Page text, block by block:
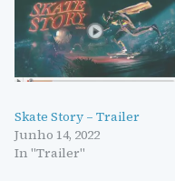
Skate Story – Trailer
Junho 14, 2022
In "Trailer"